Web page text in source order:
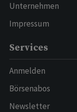
Unternehmen
Impressum
Services
Anmelden
Börsenabos
Newsletter